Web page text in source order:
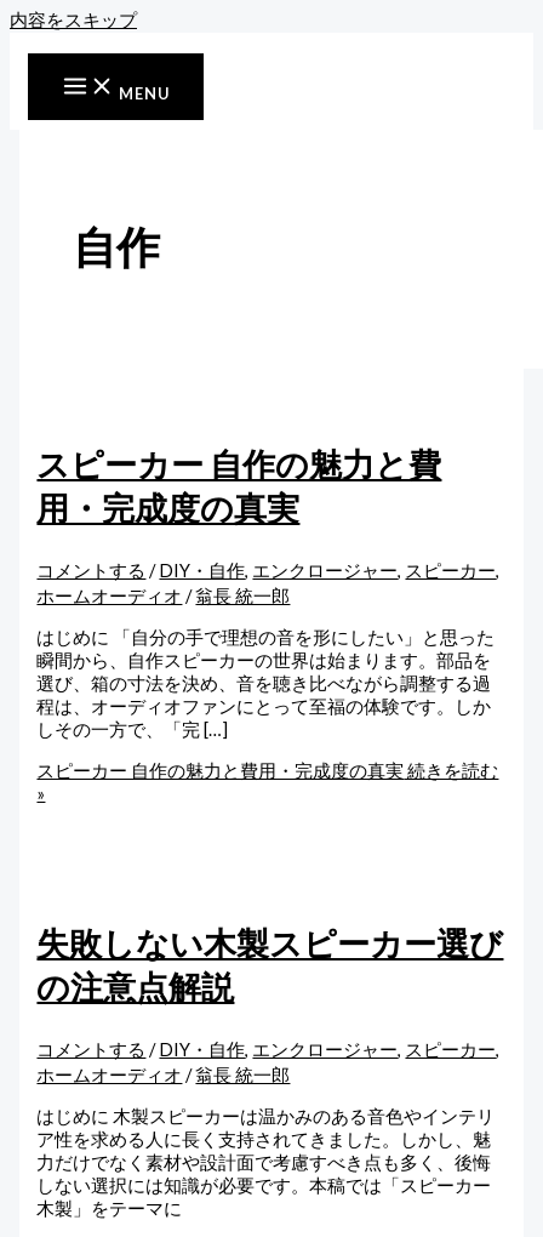
内容をスキップ
MENU
自作
スピーカー 自作の魅力と費
用・完成度の真実
コメントする /DIY・自作, エンクロージャー, スピーカー,
ホームオーディオ /翁長 統一郎
はじめに 「自分の手で理想の音を形にしたい」と思った
瞬間から、自作スピーカーの世界は始まります。部品を
選び、箱の寸法を決め、音を聴き比べながら調整する過
程は、オーディオファンにとって至福の体験です。しか
しその一方で、「完 […]
スピーカー 自作の魅力と費用・完成度の真実続きを読む
»
失敗しない木製スピーカー選び
の注意点解説
コメントする /DIY・自作, エンクロージャー, スピーカー,
ホームオーディオ /翁長 統一郎
はじめに 木製スピーカーは温かみのある音色やインテリ
ア性を求める人に長く支持されてきました。しかし、魅
力だけでなく素材や設計面で考慮すべき点も多く、後悔
しない選択には知識が必要です。本稿では「スピーカー
木製」をテーマに